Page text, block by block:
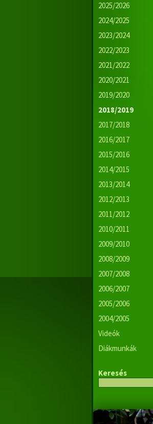
2025/2026
2024/2025
2023/2024
2022/2023
2021/2022
2020/2021
2019/2020
2018/2019
2017/2018
2016/2017
2015/2016
2014/2015
2013/2014
2012/2013
2011/2012
2010/2011
2009/2010
2008/2009
2007/2008
2006/2007
2005/2006
2004/2005
Videók
Diákmunkák
Keresés